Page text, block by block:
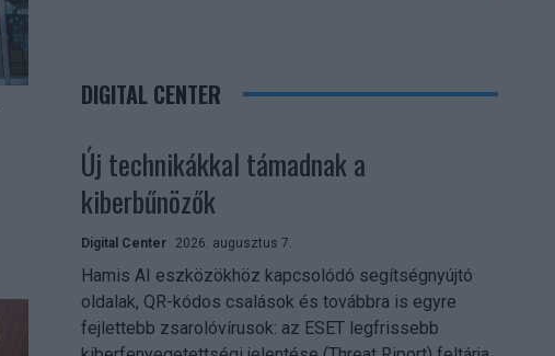
DIGITAL CENTER
Új technikákkal támadnak a
kiberbűnözők
Digital Center 2026. augusztus 7.
Hamis AI eszközökhöz kapcsolódó segítségnyújtó
oldalak, QR-kódos csalások és továbbra is egyre
fejlettebb zsarolóvírusok: az ESET legfrissebb